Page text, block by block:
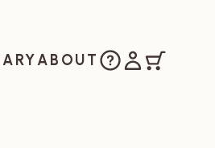
らせ日記
ABOUT 私たちについて
ご購入方法
マイアカウ